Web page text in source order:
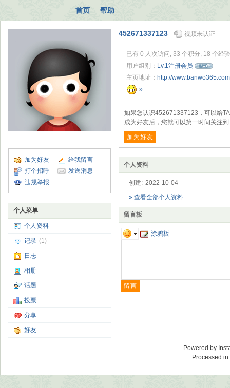
首页 帮助
加为好友
给我留言
打个招呼
发送消息
违规举报
个人菜单
个人资料
记录 (1)
日志
相册
话题
投票
分享
好友
452671337123 视频未认证
已有 0 人次访问, 33 个积分, 18 个经
用户组别： Lv.1注册会员
主页地址： http://
»
如果您认识452671337123，可以给
成为好友后，您就可以第一时间关注
加为好友
个人资料
创建: 2022-10-04
» 查看全部个人资料
留言板
涂鸦板
Powered by
Processed